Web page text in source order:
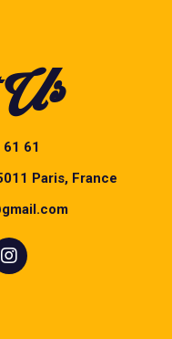
Us
61
Paris, France